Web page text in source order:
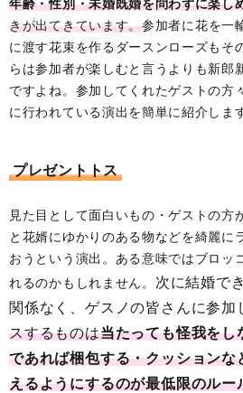
年齢・性別・未婚既婚を問わずに楽し
きが出てきています。参加者に花を一
に渡す花束を作るダースンローズもそ
らは参加者が楽しむと言うよりも新郎
ですよね。参加してくれたゲストの方
に行われている演出を簡単に紹介しま
プレゼントトス
見た目として面白いもの・ゲストの方
と花婿にゆかりのある物などを綺麗に
おうという演出。ある意味ではブロッ
れるのかもしれません。 次に結婚で
関係なく、ゲスノの皆さんに参加
スするものは当たっても怪我をし
であれば梱包する・クッションな
えるようにするのが最低限のルー